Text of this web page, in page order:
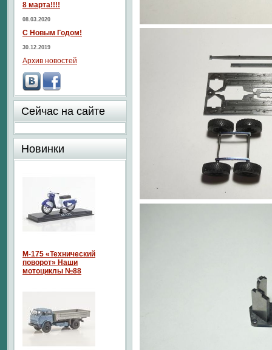
8 марта!!!!
08.03.2020
С Новым Годом!
30.12.2019
Архив новостей
Сейчас на сайте
Новинки
М-175 «Технический
поворот» Наши
мотоциклы №88